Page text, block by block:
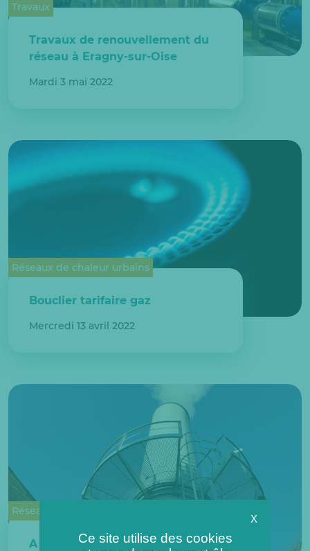
Travaux
Travaux de renouvellement du
réseau à Eragny-sur-Oise
Mardi 3 mai 2022
Réseaux de chaleur urbains
Bouclier tarifaire gaz
Mercredi 13 avril 2022
Réseaux de chaleur urbains
A Cergy-Pontoise, une nouvelle
X
Ce site utilise des cookies